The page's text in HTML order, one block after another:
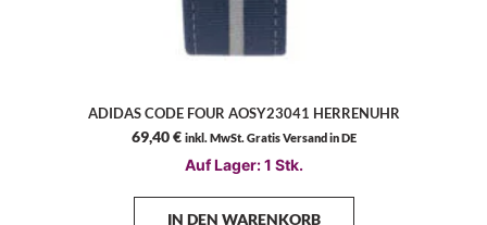
ADIDAS CODE FOUR AOSY23041 HERRENUHR
69,40€ inkl. MwSt. Gratis Versand in DE
Auf Lager: 1 Stk.
IN DEN WARENKORB